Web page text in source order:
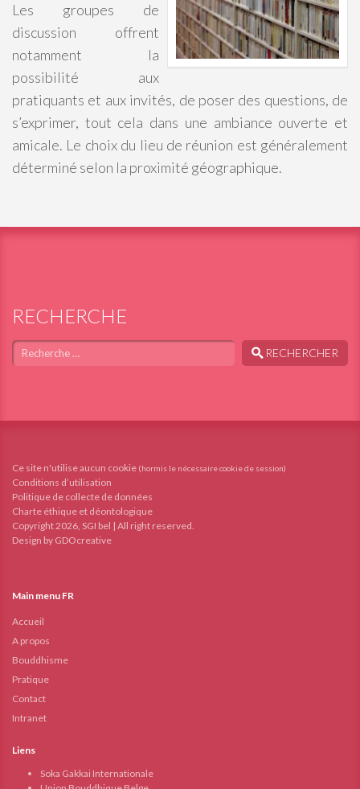
Les groupes de
discussion offrent
notamment la
possibilité aux
pratiquants et aux invités, de poser des questions, de
s’exprimer, tout cela dans une ambiance ouverte et
amicale. Le choix du lieu de réunion est généralement
déterminé selon la proximité géographique.
RECHERCHE
Chercher RECHERCHER
Ce site n'utilise aucun cookie (hormis le nécessaire cookie de session)
Conditions d’utilisation
Politique de collecte de données
Charte éthique et déontologique
Copyright 2026, SGI bel | All right reserved.
Design by GDOcreative
Main menu FR
Accueil
A propos
Bouddhisme
Pratique
Contact
Intranet
Liens
Soka Gakkai Internationale